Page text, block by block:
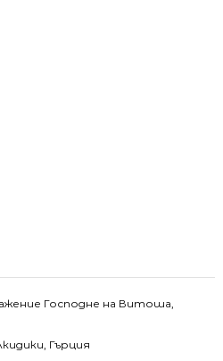
Господне на Витоша,
Гърция